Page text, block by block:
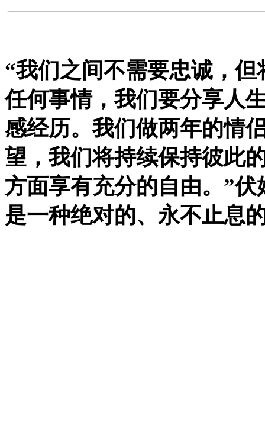
“我们之间不需要忠诚，
任何事情，我们要分享人
感经历。我们做两年的情
望，我们将持续保持彼此
方面享有充分的自由。”伏
是一种绝对的、永不止息